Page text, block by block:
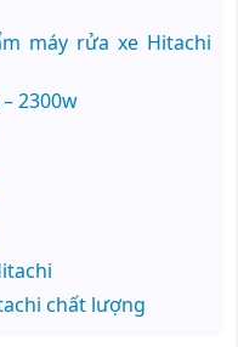
máy rửa xe Hitachi
2300w
chất lượng